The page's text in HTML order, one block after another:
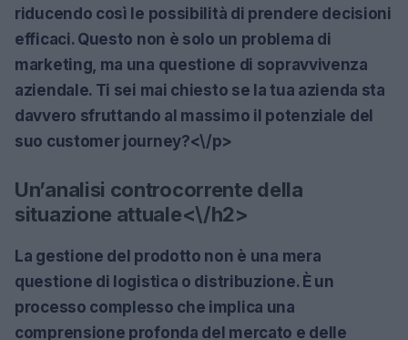
riducendo così le possibilità di prendere decisioni
efficaci. Questo non è solo un problema di
marketing, ma una questione di sopravvivenza
aziendale. Ti sei mai chiesto se la tua azienda sta
davvero sfruttando al massimo il potenziale del
suo customer journey?<\/p>
Un’analisi controcorrente della
situazione attuale<\/h2>
La gestione del prodotto non è una mera
questione di logistica o distribuzione. È un
processo complesso che implica una
comprensione profonda del mercato e delle